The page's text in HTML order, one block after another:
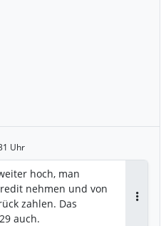
Uhr
hoch, man
nehmen und von
zahlen. Das
auch.